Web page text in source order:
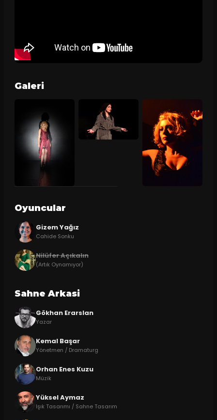
Galeri
Oyuncular
Gizem Yağız
Cahide Sonku
Nilüfer Açıkalın
(Artık Oynamıyor)
Sahne Arkasi
Gökhan Erarslan
Yazar
Kemal Başar
Yönetmen / Dramaturg
Orhan Enes Kuzu
Müzik
Yüksel Aymaz
Işık Tasarımı / Sahne Tasarım